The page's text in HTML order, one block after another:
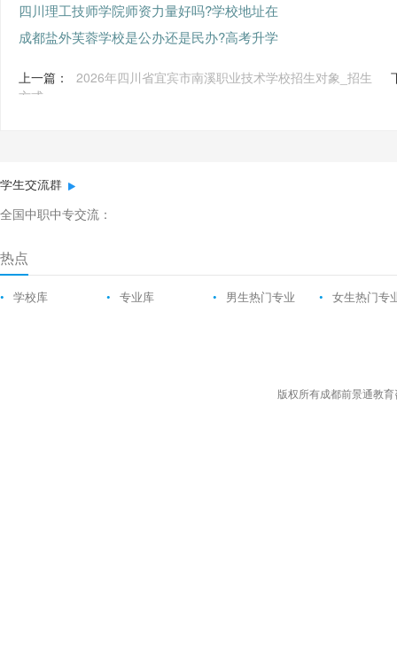
四川理工技师学院师资力量好吗?学校地址在
成都盐外芙蓉学校是公办还是民办?高考升学
上一篇：
2026年四川省宜宾市南溪职业技术学校招生对象_招生
方式
学生交流群
全国中职中专交流：
热点
• 学校库 • 专业库 • 男生热门专业 • 女生热门专
版权所有成都前景通教